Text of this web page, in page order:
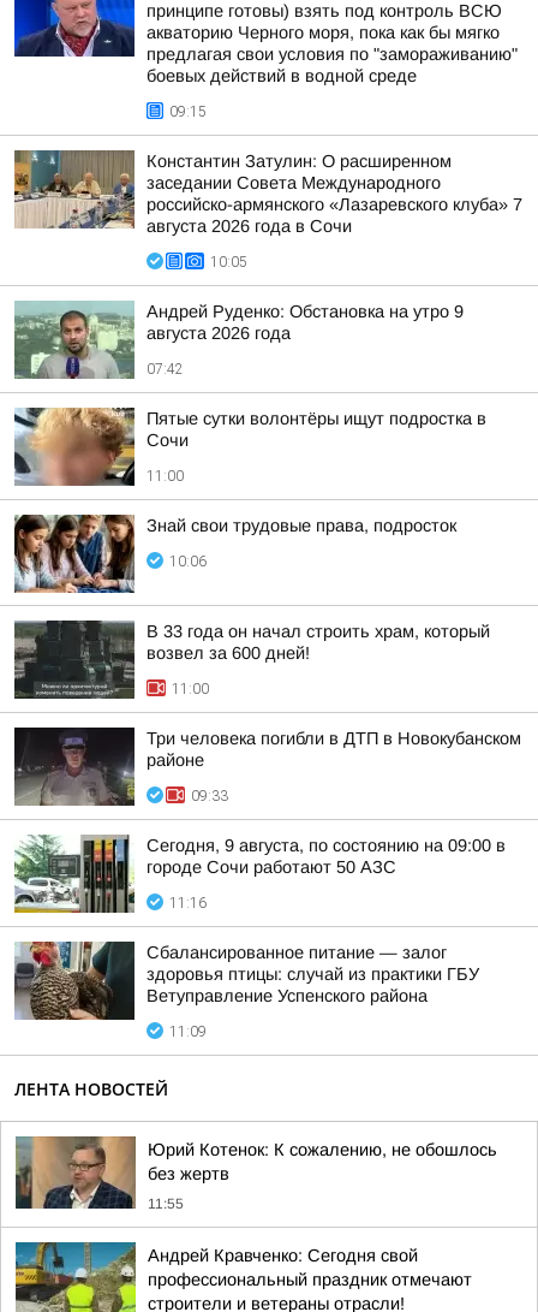
принципе готовы) взять под контроль ВСЮ
акваторию Черного моря, пока как бы мягко
предлагая свои условия по "замораживанию"
боевых действий в водной среде
09:15
Константин Затулин: О расширенном
заседании Совета Международного
российско-армянского «Лазаревского клуба» 7
августа 2026 года в Сочи
10:05
Андрей Руденко: Обстановка на утро 9
августа 2026 года
07:42
Пятые сутки волонтёры ищут подростка в
Сочи
11:00
Знай свои трудовые права, подросток
10:06
В 33 года он начал строить храм, который
возвел за 600 дней!
11:00
Три человека погибли в ДТП в Новокубанском
районе
09:33
Сегодня, 9 августа, по состоянию на 09:00 в
городе Сочи работают 50 АЗС
11:16
Сбалансированное питание — залог
здоровья птицы: случай из практики ГБУ
Ветуправление Успенского района
11:09
ЛЕНТА НОВОСТЕЙ
Юрий Котенок: К сожалению, не обошлось
без жертв
11:55
Андрей Кравченко: Сегодня свой
профессиональный праздник отмечают
строители и ветераны отрасли!